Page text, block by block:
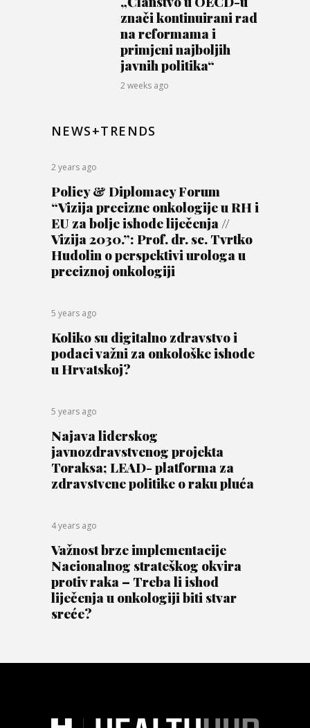
znači kontinuirani rad
na reformama i
primjeni najboljih
javnih politika“
2 weeks ago
NEWS+TRENDS
2 years ago
Policy & Diplomacy Forum
“Vizija precizne onkologije u RH i
EU za bolje ishode liječenja //
Vizija 2030.”: Prof. dr. sc. Tvrtko
Hudolin o perspektivi urologa u
preciznoj onkologiji
5 years ago
Koliko su digitalno zdravstvo i
podaci važni za onkološke ishode
u Hrvatskoj?
5 years ago
Najava liderskog
javnozdravstvenog projekta
Toraksa; LEAD- platforma za
zdravstvene politike o raku pluća
4 years ago
Važnost brze implementacije
Nacionalnog strateškog okvira
protiv raka – Treba li ishod
liječenja u onkologiji biti stvar
sreće?